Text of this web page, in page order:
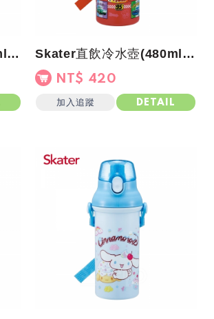
Skater直飲冷水壺(480ml)汪汪隊小礫 Skater直飲冷水壺(480ml)閃電麥坤Hometown
NT$ 420
加入追蹤 DETAIL